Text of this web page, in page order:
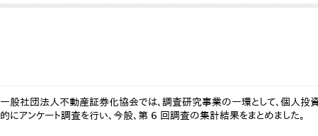
一般社団法人不動産証券化協会では、調査研究事業の一環として、個人投
的にアンケート調査を行い、今般、第 6 回調査の集計結果をまとめました。